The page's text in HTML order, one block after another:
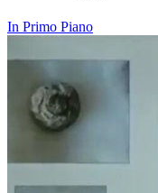
In Primo Piano